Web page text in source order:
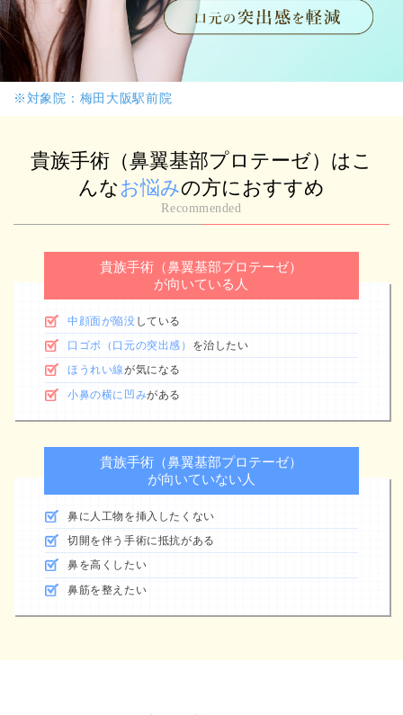
※対象院：梅田大阪駅前院
貴族手術（鼻翼基部プロテーゼ）は こ
んなお悩みの方におすすめ
Recommended
貴族手術（鼻翼基部プロテーゼ）
が向いている人
中顔面が陥没 している
口ゴボ（口元の突出感） を治したい
ほうれい線が気になる
小鼻の横に凹みがある
貴族手術（鼻翼基部プロテーゼ）
が向いていない人
鼻に人工物を挿入したくない
切開を伴う手術に抵抗がある
鼻を高くしたい
鼻筋を整えたい